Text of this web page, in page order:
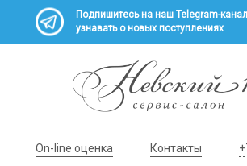
Подпишитесь на наш Telegram-
узнавать о новых поступлениях
On-line оценка Контакты